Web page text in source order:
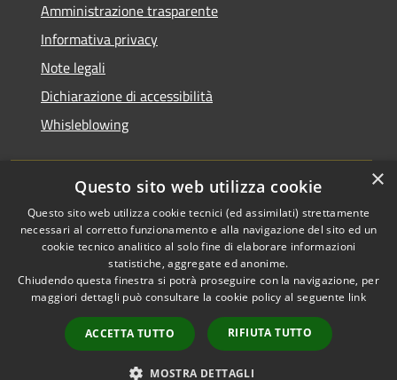
Amministrazione trasparente
Informativa privacy
Note legali
Dichiarazione di accessibilità
Whisleblowing
RSS
Accessibilità
Privacy
Cookie
Mappa del sito
Codici IPA
Area dipendenti
Copyright © 2026 • Comune di
Foggia • Powered by
Municipium
Accesso
redazione
×
Questo sito web utilizza cookie
Questo sito web utilizza cookie tecnici (ed assimilati) strettamente
necessari al corretto funzionamento e alla navigazione del sito ed un
cookie tecnico analitico al solo fine di elaborare informazioni
statistiche, aggregate ed anonime.
Chiudendo questa finestra si potrà proseguire con la navigazione, per
maggiori dettagli può consultare la cookie policy al seguente link
ACCETTA TUTTO RIFIUTA TUTTO
MOSTRA DETTAGLI